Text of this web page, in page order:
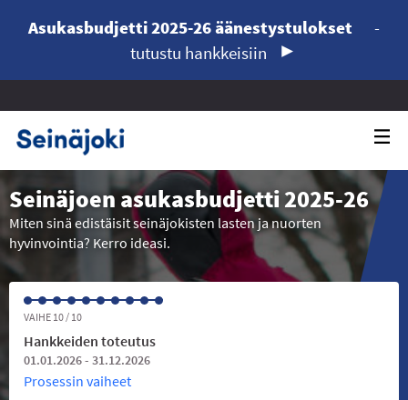
Asukasbudjetti 2025-26 äänestystulokset
-
tutustu hankkeisiin
Seinäjoen asukasbudjetti 2025-26
Miten sinä edistäisit seinäjokisten lasten ja nuorten
hyvinvointia? Kerro ideasi.
VAIHE 10 / 10
Hankkeiden toteutus
01.01.2026 - 31.12.2026
Prosessin vaiheet